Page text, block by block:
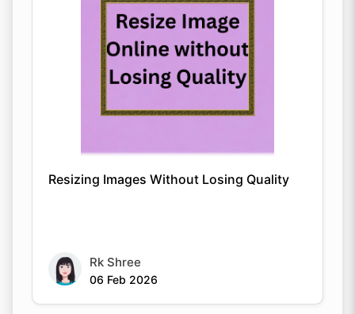
Resizing Images Without Losing Quality
Rk Shree
06 Feb 2026